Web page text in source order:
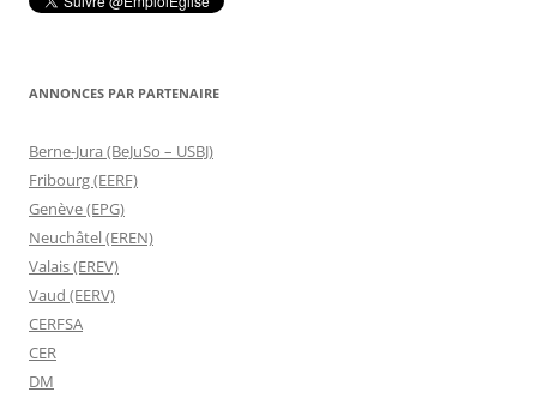
ANNONCES PAR PARTENAIRE
Berne-Jura (BeJuSo – USBJ)
Fribourg (EERF)
Genève (EPG)
Neuchâtel (EREN)
Valais (EREV)
Vaud (EERV)
CERFSA
CER
DM